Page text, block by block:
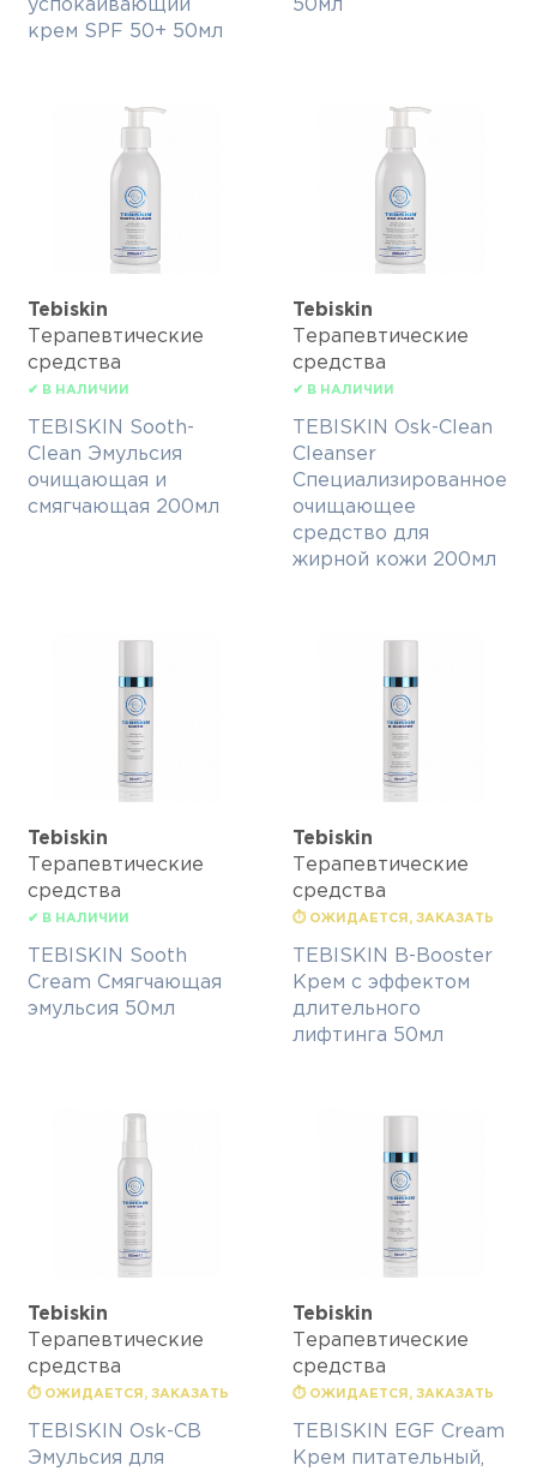
успокаивающий
крем SPF 50+ 50мл
50мл
Tebiskin
Терапевтические
средства
✔ В НАЛИЧИИ
TEBISKIN Sooth-
Clean Эмульсия
очищающая и
смягчающая 200мл
Tebiskin
Терапевтические
средства
✔ В НАЛИЧИИ
TEBISKIN Osk-Clean
Cleanser
Специализированное
очищающее
средство для
жирной кожи 200мл
Tebiskin
Терапевтические
средства
✔ В НАЛИЧИИ
TEBISKIN Sooth
Cream Смягчающая
эмульсия 50мл
Tebiskin
Терапевтические
средства
⏱ ОЖИДАЕТСЯ, ЗАКАЗАТЬ
TEBISKIN B-Booster
Крем с эффектом
длительного
лифтинга 50мл
Tebiskin
Терапевтические
средства
⏱ ОЖИДАЕТСЯ, ЗАКАЗАТЬ
TEBISKIN Osk-CB
Эмульсия для
Tebiskin
Терапевтические
средства
⏱ ОЖИДАЕТСЯ, ЗАКАЗАТЬ
TEBISKIN EGF Cream
Крем питательный,